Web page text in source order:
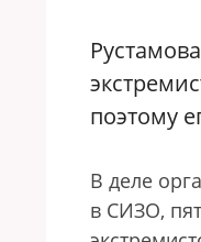
поэтому
В деле
в СИЗО,